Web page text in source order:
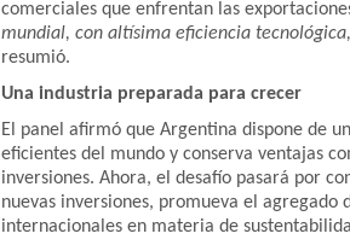
comerciales que enfrentan las
mundial, con altísima eficiencia
resumió.
Una industria preparada para crecer
El panel afirmó que Argentina dispone de
eficientes del mundo y conserva ventajas
inversiones. Ahora, el desafío pasará por
nuevas inversiones, promueva el agregado
internacionales en materia de